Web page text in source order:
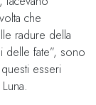
che
radure della
delle fate”, sono
esseri